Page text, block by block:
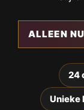
ALLEEN
24
Unieke